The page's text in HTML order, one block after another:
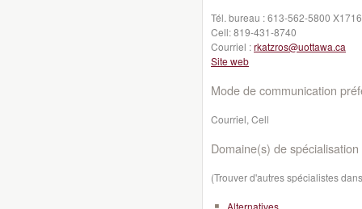
Tél. bureau :613-562-5800 X1716
Cell:819-431-8740
Courriel :rkatzros@uottawa.ca
Site web
Mode de communication
Courriel, Cell
Domaine(s) de spécialisation
(Trouver d'autres spécialistes
Alternatives